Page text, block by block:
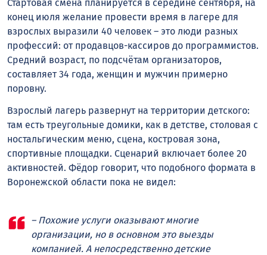
Стартовая смена планируется в середине сентября, на
конец июля желание провести время в лагере для
взрослых выразили 40 человек – это люди разных
профессий: от продавцов-кассиров до программистов.
Средний возраст, по подсчётам организаторов,
составляет 34 года, женщин и мужчин примерно
поровну.
Взрослый лагерь развернут на территории детского:
там есть треугольные домики, как в детстве, столовая с
ностальгическим меню, сцена, костровая зона,
спортивные площадки. Сценарий включает более 20
активностей. Фёдор говорит, что подобного формата в
Воронежской области пока не видел:
– Похожие услуги оказывают многие
организации, но в основном это выезды
компанией. А непосредственно детские